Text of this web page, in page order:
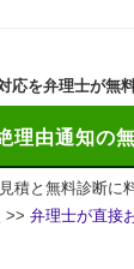
応を弁理士が無
理由通知の
見積と無料診断に
>> 弁理士が直接